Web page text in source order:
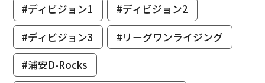
#ディビジョン1
#ディビジョン2
#ディビジョン3
#リーグワンライジング
#浦安D-Rocks